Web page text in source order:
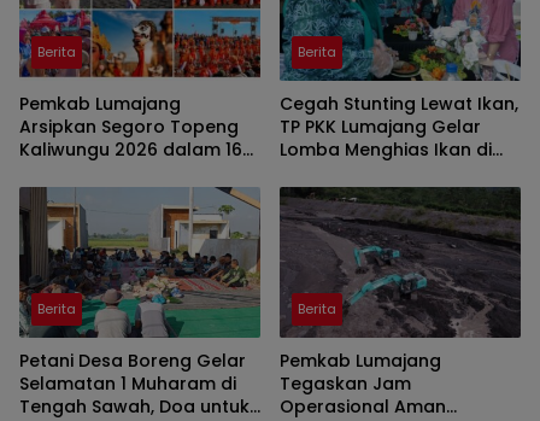
Berita
Pemkab Lumajang
Arsipkan Segoro Topeng
Kaliwungu 2026 dalam 160
Berita
Cegah Stunting Lewat Ikan,
TP PKK Lumajang Gelar
Lomba Menghias Ikan di
Berita
Petani Desa Boreng Gelar
Selamatan 1 Muharam di
Tengah Sawah, Doa untuk
Berita
Pemkab Lumajang
Tegaskan Jam
Operasional Aman